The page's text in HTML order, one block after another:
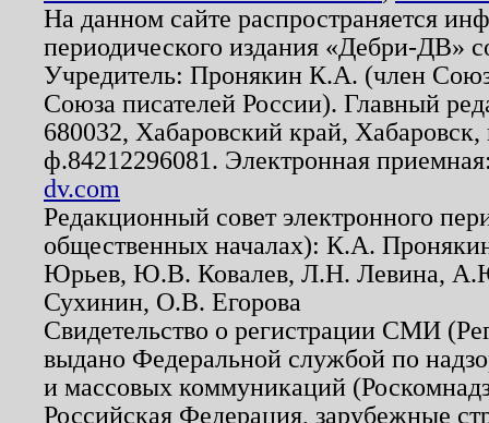
На данном сайте распространяется
периодического издания «Дебри-ДВ»
Учредитель: Пронякин К.А. (член
Союза писателей России). Главный
680032, Хабаровский край,
ф.84212296081. Электронная
dv.com
Редакционный совет электронного
общественных началах): К.А.
Юрьев, Ю.В. Ковалев, Л.Н. Левина,
Сухинин, О.В. Егорова
Свидетельство о регистрации СМИ
выдано Федеральной службой по
и массовых коммуникаций
Российская Федерация, зарубежные